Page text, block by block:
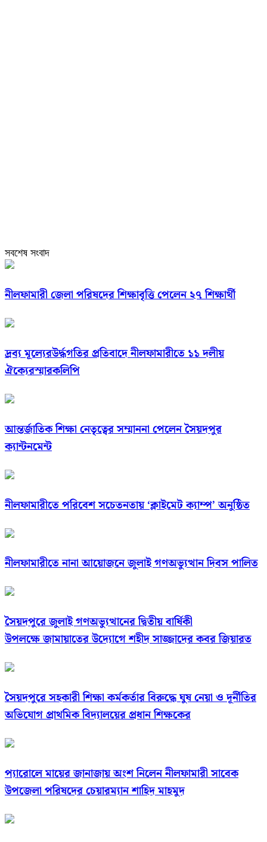
সবশেষ সংবাদ
নীলফামারী জেলা পরিষদের শিক্ষাবৃত্তি পেলেন ২৭ শিক্ষার্থী
দ্রব্য মূল্যেরউর্দ্ধগতির প্রতিবাদে নীলফামারীতে ১১ দলীয়
ঐক্যেরস্মারকলিপি
আন্তর্জাতিক শিক্ষা নেতৃত্বের সম্মাননা পেলেন সৈয়দপুর
ক্যান্টনমেন্ট
নীলফামারীতে পরিবেশ সচেতনতায় ‘ক্লাইমেট ক্যাম্প’ অনুষ্ঠিত
নীলফামারীতে নানা আয়োজনে জুলাই গণঅভ্যুত্থান দিবস পালিত
সৈয়দপুরে জুলাই গণঅভ্যুত্থানের দ্বিতীয় বার্ষিকী
উপলক্ষে জামায়াতের উদ্যোগে শহীদ সাজ্জাদের কবর জিয়ারত
সৈয়দপুরে সহকারী শিক্ষা কর্মকর্তার বিরুদ্ধে ঘুষ নেয়া ও দূর্নীতির
অভিযোগ প্রাথমিক বিদ্যালয়ের প্রধান শিক্ষকের
প্যারোলে মায়ের জানাজায় অংশ নিলেন নীলফামারী সাবেক
উপজেলা পরিষদের চেয়ারম্যান শাহিদ মাহমুদ